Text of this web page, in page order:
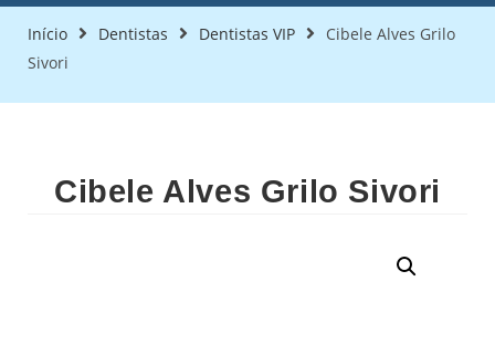
Início Dentistas Dentistas VIP
Cibele Alves Grilo
Sivori
Cibele Alves Grilo Sivori